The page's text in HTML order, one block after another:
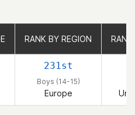
RANK BY REGION
231st
Boys (14-15)
Europe
RANK BY REGION